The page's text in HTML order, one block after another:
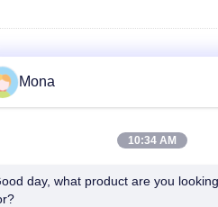
>|
Mona
10:34 AM
day, what product are you looking